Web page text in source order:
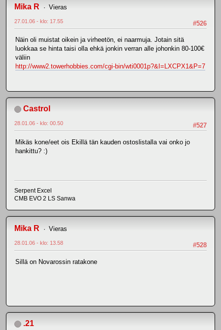
Mika R Vieras
#526
27.01.06 - klo: 17.55
Näin oli muistat oikein ja virheetön, ei naarmuja. Jotain sitä
luokkaa se hinta taisi olla ehkä jonkin verran alle johonkin 80-100€
väliin
http://www2.towerhobbies.com/cgi-bin/wti0001p?&I=LXCPX1&P=7
Castrol
#527
28.01.06 - klo: 00.50
Mikäs kone/eet ois Ekillä tän kauden ostoslistalla vai onko jo
hankittu? :)
Serpent Excel
CMB EVO 2 LS Sanwa
Mika R Vieras
#528
28.01.06 - klo: 13.58
Sillä on Novarossin ratakone
.21